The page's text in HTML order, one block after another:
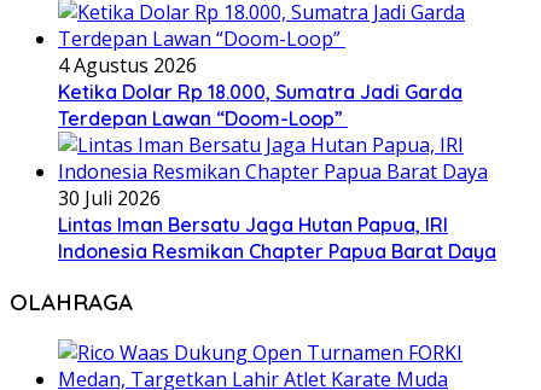
4 Agustus 2026
Ketika Dolar Rp 18.000, Sumatra Jadi Garda
Terdepan Lawan “Doom-Loop”
30 Juli 2026
Lintas Iman Bersatu Jaga Hutan Papua, IRI
Indonesia Resmikan Chapter Papua Barat Daya
OLAHRAGA